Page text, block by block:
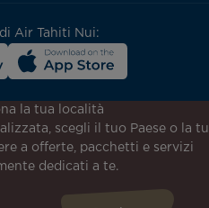
Air Tahiti Nui:
per ricevere le ultime
offerte e promozioni
la tua località
scegli il tuo Paese o la
a offerte, pacchetti e servizi
dedicati a te.